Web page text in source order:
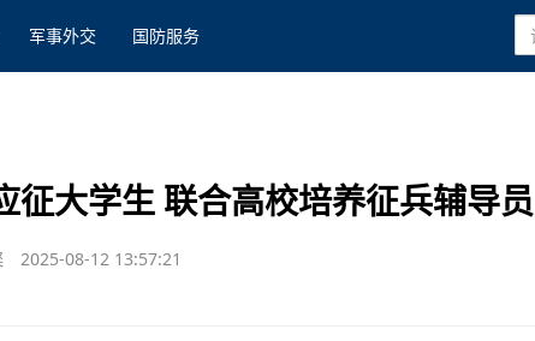
军事外交 国防服务
征大学生 联合高校培养征兵辅导员
2025-08-12 13:57:21